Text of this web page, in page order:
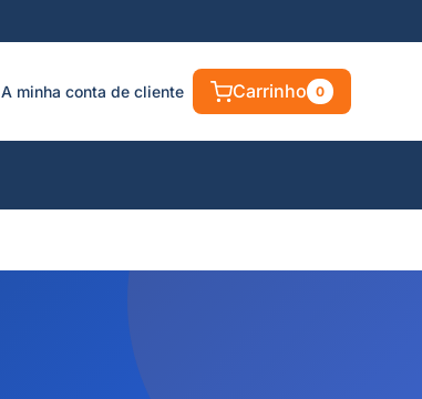
A minha conta de cliente Carrinho 0